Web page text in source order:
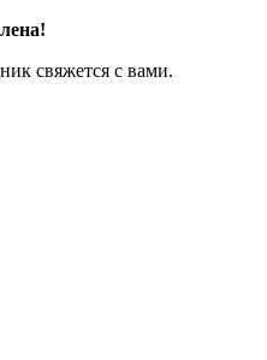
свяжется с вами.